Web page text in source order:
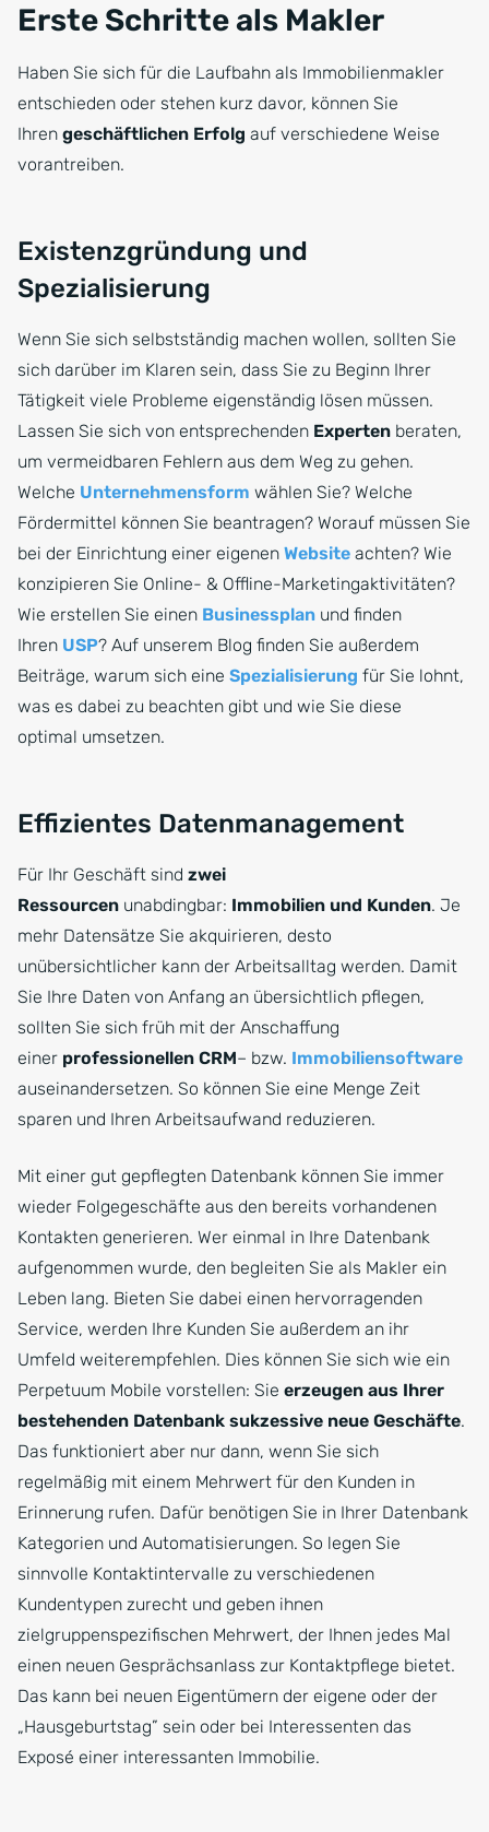
Erste Schritte als Makler
Haben Sie sich für die Laufbahn als Immobilienmakler
entschieden oder stehen kurz davor, können Sie
Ihren geschäftlichen Erfolg auf verschiedene Weise
vorantreiben.
Existenzgründung und
Spezialisierung
Wenn Sie sich selbstständig machen wollen, sollten Sie
sich darüber im Klaren sein, dass Sie zu Beginn Ihrer
Tätigkeit viele Probleme eigenständig lösen müssen.
Lassen Sie sich von entsprechenden Experten beraten,
um vermeidbaren Fehlern aus dem Weg zu gehen.
Welche Unternehmensform wählen Sie? Welche
Fördermittel können Sie beantragen? Worauf müssen Sie
bei der Einrichtung einer eigenen Website achten? Wie
konzipieren Sie Online- & Offline-Marketingaktivitäten?
Wie erstellen Sie einen Businessplan und finden
Ihren USP? Auf unserem Blog finden Sie außerdem
Beiträge, warum sich eine Spezialisierung für Sie lohnt,
was es dabei zu beachten gibt und wie Sie diese
optimal umsetzen.
Effizientes Datenmanagement
Für Ihr Geschäft sind zwei
Ressourcen unabdingbar: Immobilien und Kunden. Je
mehr Datensätze Sie akquirieren, desto
unübersichtlicher kann der Arbeitsalltag werden. Damit
Sie Ihre Daten von Anfang an übersichtlich pflegen,
sollten Sie sich früh mit der Anschaffung
einer professionellen CRM– bzw. Immobiliensoftware
auseinandersetzen. So können Sie eine Menge Zeit
sparen und Ihren Arbeitsaufwand reduzieren.
Mit einer gut gepflegten Datenbank können Sie immer
wieder Folgegeschäfte aus den bereits vorhandenen
Kontakten generieren. Wer einmal in Ihre Datenbank
aufgenommen wurde, den begleiten Sie als Makler ein
Leben lang. Bieten Sie dabei einen hervorragenden
Service, werden Ihre Kunden Sie außerdem an ihr
Umfeld weiterempfehlen. Dies können Sie sich wie ein
Perpetuum Mobile vorstellen: Sie erzeugen aus Ihrer
bestehenden Datenbank sukzessive neue Geschäfte.
Das funktioniert aber nur dann, wenn Sie sich
regelmäßig mit einem Mehrwert für den Kunden in
Erinnerung rufen. Dafür benötigen Sie in Ihrer Datenbank
Kategorien und Automatisierungen. So legen Sie
sinnvolle Kontaktintervalle zu verschiedenen
Kundentypen zurecht und geben ihnen
zielgruppenspezifischen Mehrwert, der Ihnen jedes Mal
einen neuen Gesprächsanlass zur Kontaktpflege bietet.
Das kann bei neuen Eigentümern der eigene oder der
„Hausgeburtstag” sein oder bei Interessenten das
Exposé einer interessanten Immobilie.